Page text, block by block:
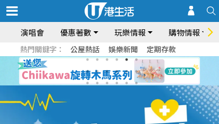
演唱會 優惠著數 玩樂情報 購物情報
熱門關鍵字： 公屋熱話 娛樂新聞 定期存款